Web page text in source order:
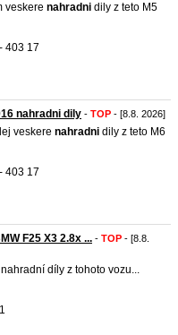
veskere nahradni dily z teto M5
403 17
nahradni dily - TOP - [8.8. 2026]
veskere nahradni dily z teto M6
403 17
F25 X3 2.8x ... - TOP - [8.8.
díly z tohoto vozu...